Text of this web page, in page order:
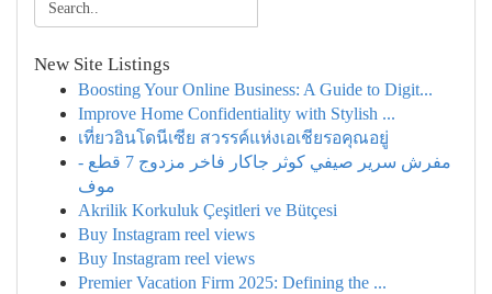
New Site Listings
Boosting Your Online Business: A Guide to Digit...
Improve Home Confidentiality with Stylish ...
เที่ยวอินโดนีเซีย สวรรค์แห่งเอเชียรอคุณอยู่
مفرش سرير صيفي كوثر جاكار فاخر مزدوج 7 قطع -
موف
Akrilik Korkuluk Çeşitleri ve Bütçesi
Buy Instagram reel views
Buy Instagram reel views
Premier Vacation Firm 2025: Defining the ...